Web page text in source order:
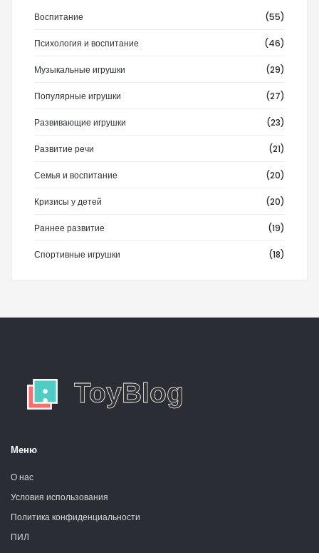
Воспитание (55)
Психология и воспитание (46)
Музыкальные игрушки (29)
Популярные игрушки (27)
Развивающие игрушки (23)
Развитие речи (21)
Семья и воспитание (20)
Кризисы у детей (20)
Раннее развитие (19)
Спортивные игрушки (18)
Меню
О нас
Условия использования
Политика конфиденциальности
ПИЛ